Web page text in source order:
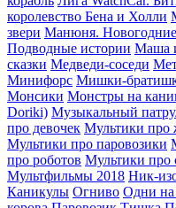
королевство Бена и Холли
звери Манюня.
Подводные истории Маша
сказки Медведи-соседи
Минифорс Мишки-
Монсики Монстры на
Doriki) Музыкальный
про девочек Мультики про
Мультики про паровозики
про роботов Мультики про
Мультфильмы 2018 Ник-
Каникулы Огниво Одни на